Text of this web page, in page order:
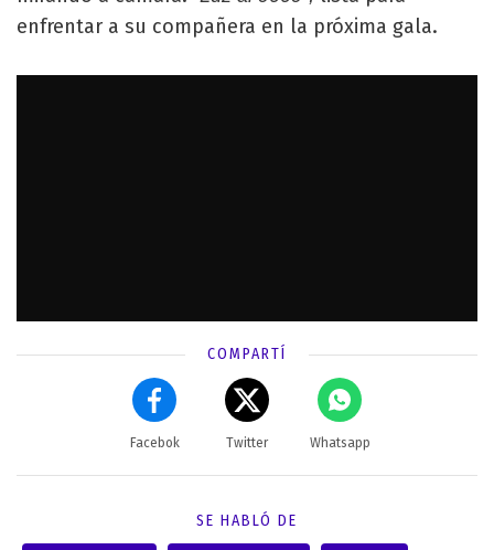
enfrentar a su compañera en la próxima gala.
COMPARTÍ
Facebok Twitter Whatsapp
SE HABLÓ DE